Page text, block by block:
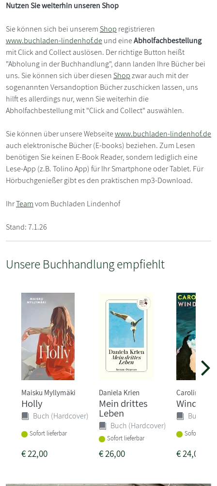
Nutzen Sie weiterhin unseren Shop
Sie können sich bei unserem Shop registrieren
www.buchladen-lindenhof.deund eineAbholfachbestellung
mit Click and Collect auslösen. Der richtige Button heißt
"Abholung in der Buchhandlung", dann landen Ihre Bücher bei
uns. Sie können sich über diesen Shopzwar auch mit der
sogenannten Versandoption Bücher zuschicken lassen, uns
hilft es allerdings nur, wenn Sie weiterhin die
Abholfachbestellung mit "Click and Collect" auswählen.
Sie können über unsere Webseitewww.buchladen-lindenhof.de
auch elektronische Bücher (E-books) beziehen. Zum Lesen
benötigen Sie keinen E-Book Reader, sondern lediglich eine
Lese-App (z.B. Tolino App) für Ihr Smartphone oder Tablet. Für
Hörbuchgenießer gibt es den praktischen mp3-Download.
IhrTeamvom Buchladen Lindenhof
Stand: 7.1.26
Unsere Buchhandlung empfiehlt
Maisku Myllymäki
Holly
Buch (Hardcover)
Sofort lieferbar
€22,00
Daniela Krien
Mein drittes
Leben
Buch (Hardcover)
Sofort lieferbar
€26,00
Caroline
Buch
Sofort
€24,00